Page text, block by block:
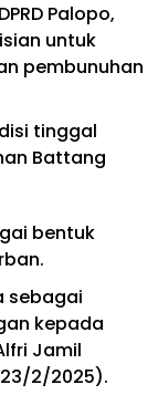
Palopo,
untuk
pembunuhan
tinggal
Battang
bentuk
sebagai
kepada
Jamil
2/2025).